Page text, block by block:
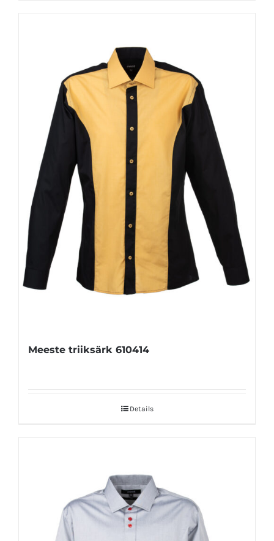
Meeste triiksärk 610414
Details